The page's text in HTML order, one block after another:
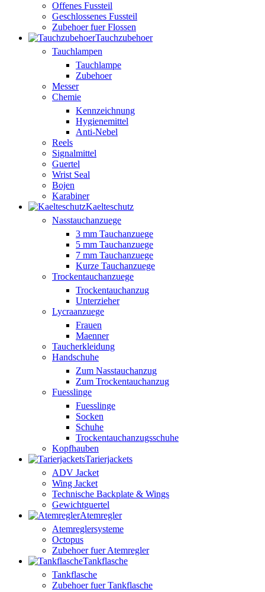
Offenes Fussteil
Geschlossenes Fussteil
Zubehoer fuer Flossen
Tauchzubehoer
Tauchlampen
Tauchlampe
Zubehoer
Messer
Chemie
Kennzeichnung
Hygienemittel
Anti-Nebel
Reels
Signalmittel
Guertel
Wrist Seal
Bojen
Karabiner
Kaelteschutz
Nasstauchanzuege
3 mm Tauchanzuege
5 mm Tauchanzuege
7 mm Tauchanzuege
Kurze Tauchanzuege
Trockentauchanzuege
Trockentauchanzug
Unterzieher
Lycraanzuege
Frauen
Maenner
Taucherkleidung
Handschuhe
Zum Nasstauchanzug
Zum Trockentauchanzug
Fuesslinge
Fuesslinge
Socken
Schuhe
Trockentauchanzugsschuhe
Kopfhauben
Tarierjackets
ADV Jacket
Wing Jacket
Technische Backplate & Wings
Gewichtguertel
Atemregler
Atemreglersysteme
Octopus
Zubehoer fuer Atemregler
Tankflasche
Tankflasche
Zubehoer fuer Tankflasche